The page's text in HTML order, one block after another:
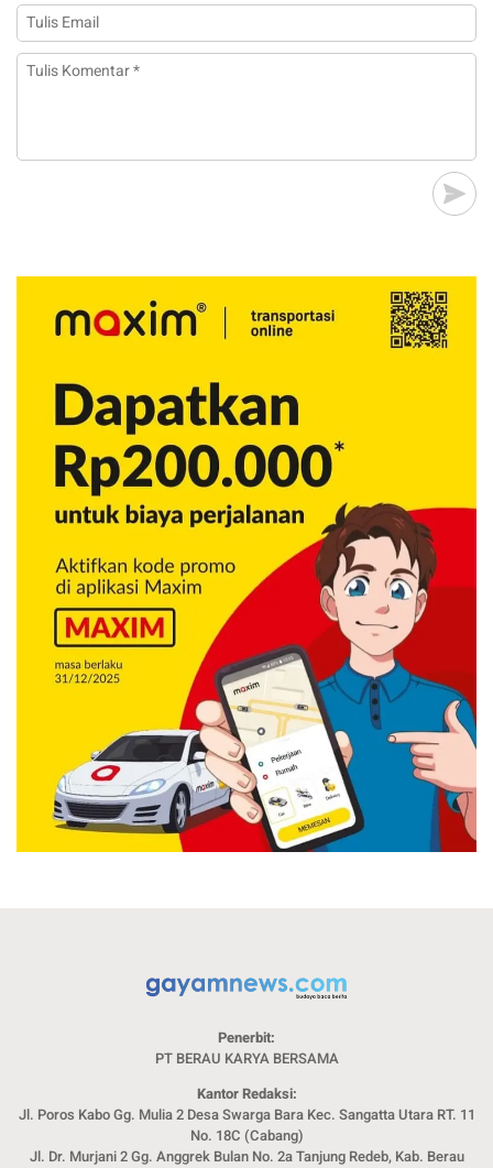
Penerbit:
PT BERAU KARYA BERSAMA
Kantor Redaksi:
Jl. Poros Kabo Gg. Mulia 2 Desa Swarga Bara Kec. Sangatta Utara RT. 11
No. 18C (Cabang)
Jl. Dr. Murjani 2 Gg. Anggrek Bulan No. 2a Tanjung Redeb, Kab. Berau